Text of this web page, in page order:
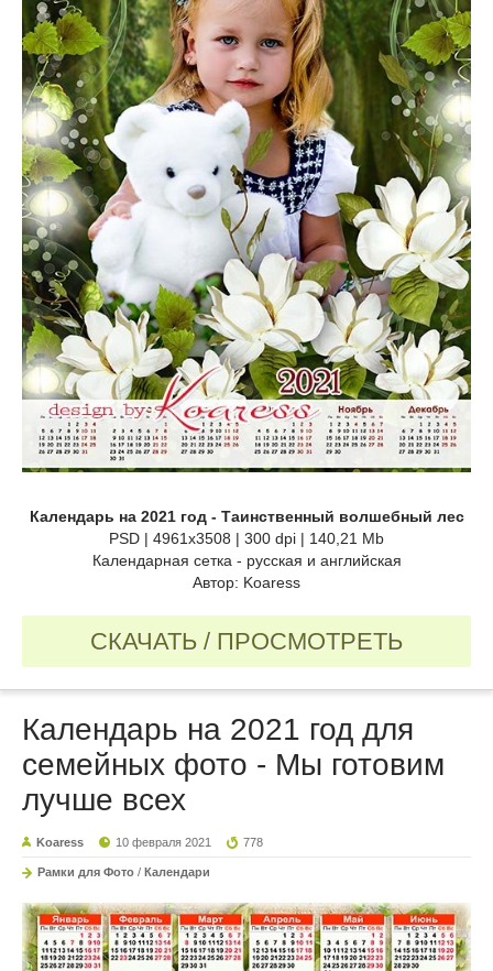
Календарь на 2021 год - Таинственный волшебный лес
PSD | 4961x3508 | 300 dpi | 140,21 Mb
Календарная сетка - русская и английская
Автор: Koaress
СКАЧАТЬ / ПРОСМОТРЕТЬ
Календарь на 2021 год для
семейных фото - Мы готовим
лучше всех
Koaress 10 февраля 2021 778
Рамки для Фото / Календари